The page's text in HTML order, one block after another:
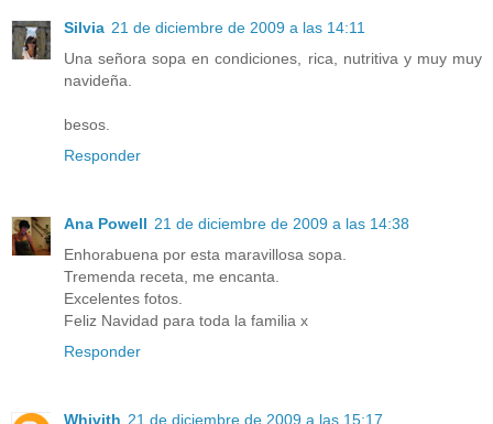
Silvia 21 de diciembre de 2009 a las 14:11
Una señora sopa en condiciones, rica, nutritiva y muy muy
navideña.
besos.
Responder
Ana Powell 21 de diciembre de 2009 a las 14:38
Enhorabuena por esta maravillosa sopa.
Tremenda receta, me encanta.
Excelentes fotos.
Feliz Navidad para toda la familia x
Responder
Whivith 21 de diciembre de 2009 a las 15:17